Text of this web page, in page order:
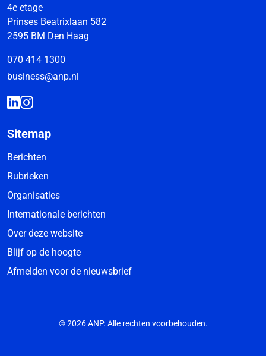
4e etage
Prinses Beatrixlaan 582
2595 BM Den Haag
070 414 1300
business@anp.nl
Sitemap
Berichten
Rubrieken
Organisaties
Internationale berichten
Over deze website
Blijf op de hoogte
Afmelden voor de nieuwsbrief
© 2026 ANP. Alle rechten voorbehouden.